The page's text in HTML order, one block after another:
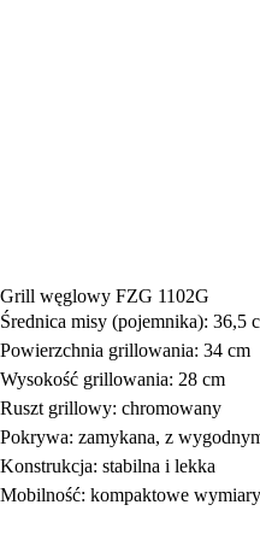
Grill węglowy FZG 1102G
Średnica misy (pojemnika): 36,5
Powierzchnia grillowania: 34 cm
Wysokość grillowania: 28 cm
Ruszt grillowy: chromowany
Pokrywa: zamykana, z
Konstrukcja: stabilna i lekka
Mobilność: kompaktowe